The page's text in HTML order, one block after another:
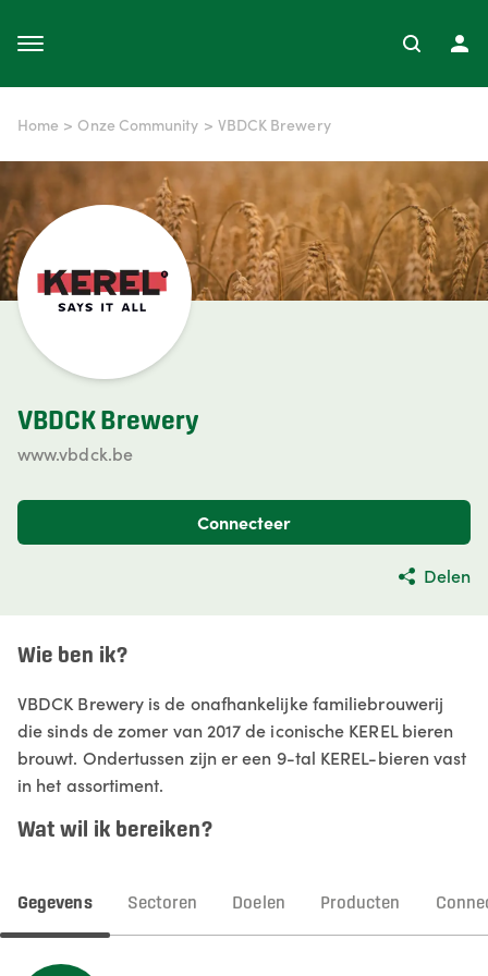
Home > Onze Community > VBDCK Brewery
VBDCK Brewery
www.vbdck.be
Connecteer
Delen
Wie ben ik?
VBDCK Brewery is de onafhankelijke familiebrouwerij
die sinds de zomer van 2017 de iconische KEREL bieren
brouwt. Ondertussen zijn er een 9-tal KEREL-bieren vast
in het assortiment.
Wat wil ik bereiken?
Gegevens Sectoren Doelen Producten